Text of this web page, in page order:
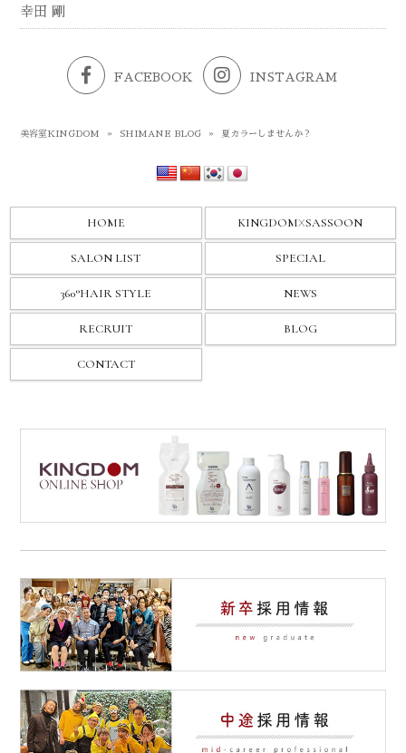
幸田 剛
FACEBOOK INSTAGRAM
美容室KINGDOM » SHIMANE BLOG » 夏カラーしませんか？
HOME KINGDOMXSASSOON
SALON LIST SPECIAL
360°HAIR STYLE NEWS
RECRUIT BLOG
CONTACT